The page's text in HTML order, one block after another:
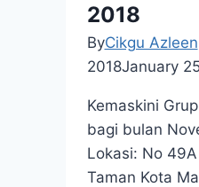
2018
ByCikgu Azleen
2018January
Kemaskini
bagi bulan
Lokasi: No
Taman Kota